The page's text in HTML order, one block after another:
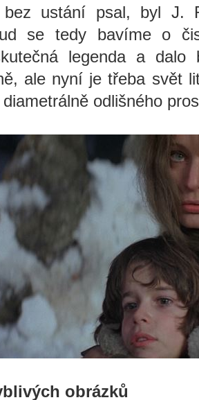
bez ustání psal, byl J.
se tedy bavíme o
legenda a
ale nyní je třeba svět
odlišného
obrázků